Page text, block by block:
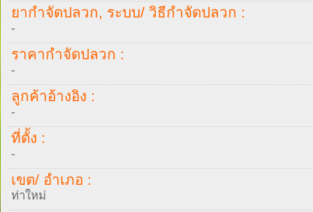
ยากำจัดปลวก, ระบบ/ วิธีกำจัดปลวก :
-
ราคากำจัดปลวก :
-
ลูกค้าอ้างอิง :
-
ที่ตั้ง :
-
เขต/ อำเภอ :
ท่าใหม่